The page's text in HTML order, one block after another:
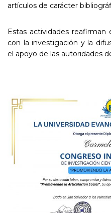
artículos de carácter
Estas actividades
con la investigación y la
el apoyo de las autoridades